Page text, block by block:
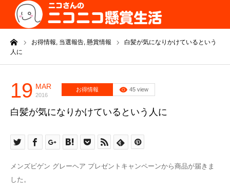
お得情報, 当選報告, 懸賞情報
白髪が気になりかけているという
人に
19 MAR
2016
お得情報 45 view
白髪が気になりかけているという人に
メンズビゲン グレーヘア プレゼントキャンペーンから商品が届きま
した。